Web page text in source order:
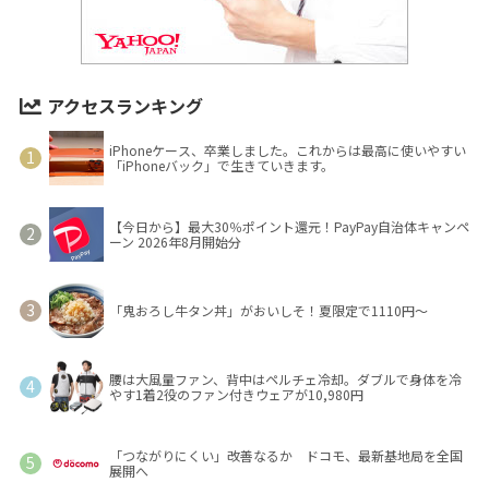
アクセスランキング
iPhoneケース、卒業しました。これからは最高に使いやすい
「iPhoneバック」で生きていきます。
【今日から】最大30％ポイント還元！PayPay自治体キャンペ
ーン 2026年8月開始分
「鬼おろし牛タン丼」がおいしそ！夏限定で1110円～
腰は大風量ファン、背中はペルチェ冷却。ダブルで身体を冷
やす1着2役のファン付きウェアが10,980円
「つながりにくい」改善なるか ドコモ、最新基地局を全国
展開へ